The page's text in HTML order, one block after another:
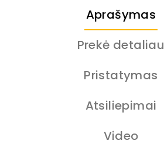
Aprašymas
Prekė detaliau
Pristatymas
Atsiliepimai
Video